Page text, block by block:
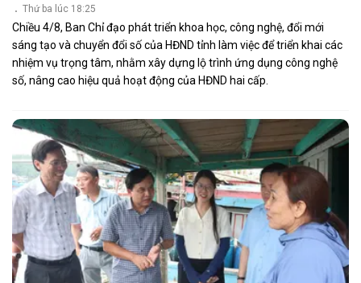
Thứ ba lúc 18:25
Chiều 4/8, Ban Chỉ đạo phát triển khoa học, công nghệ, đổi mới
sáng tạo và chuyển đổi số của HĐND tỉnh làm việc để triển khai các
nhiệm vụ trọng tâm, nhằm xây dựng lộ trình ứng dụng công nghệ
số, nâng cao hiệu quả hoạt động của HĐND hai cấp.